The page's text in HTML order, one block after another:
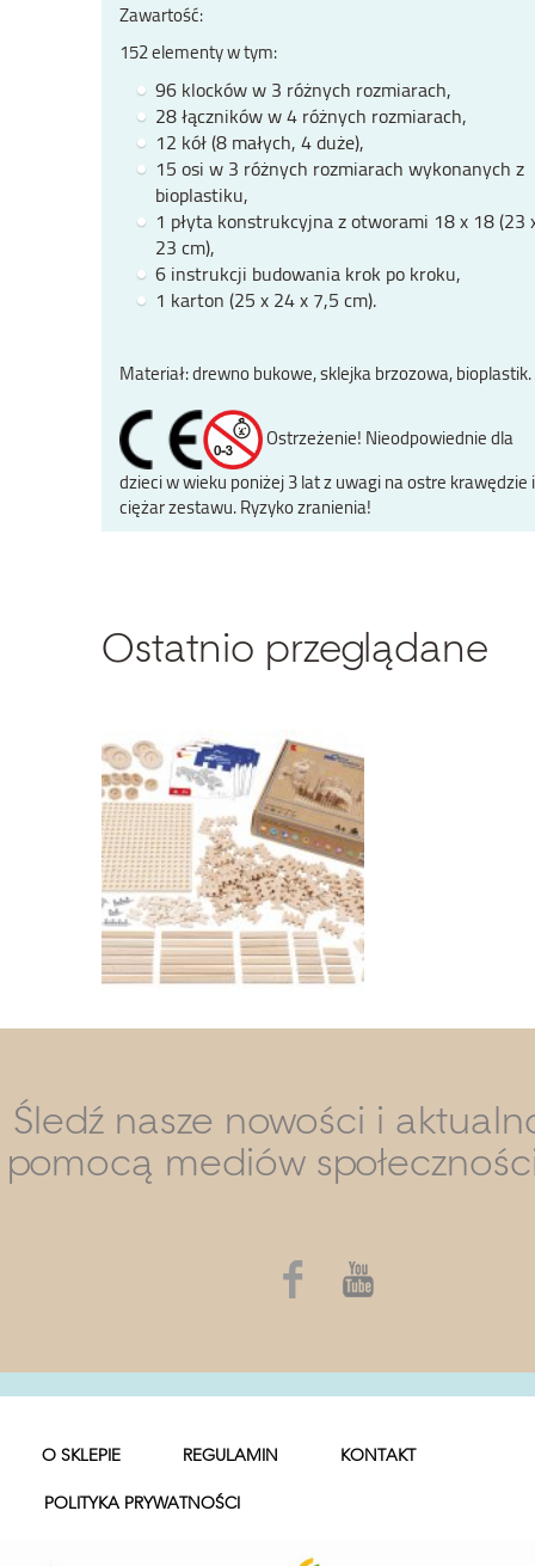
Zawartość:
152 elementy w tym:
96 klocków w 3 różnych rozmiarach,
28 łączników w 4 różnych rozmiarach,
12 kół (8 małych, 4 duże),
15 osi w 3 różnych rozmiarach wykonanych z
bioplastiku,
1 płyta konstrukcyjna z otworami 18 x 18 (23
23 cm),
6 instrukcji budowania krok po kroku,
1 karton (25 x 24 x 7,5 cm).
Materiał: drewno bukowe, sklejka brzozowa, bioplastik.
Ostrzeżenie! Nieodpowiednie dla
dzieci w wieku poniżej 3 lat z uwagi na ostre krawędzie i
ciężar zestawu. Ryzyko zranienia!
Ostatnio przeglądane
Śledź nasze nowości i
pomocą mediów
O SKLEPIE REGULAMIN KONTAKT
POLITYKA PRYWATNOŚCI